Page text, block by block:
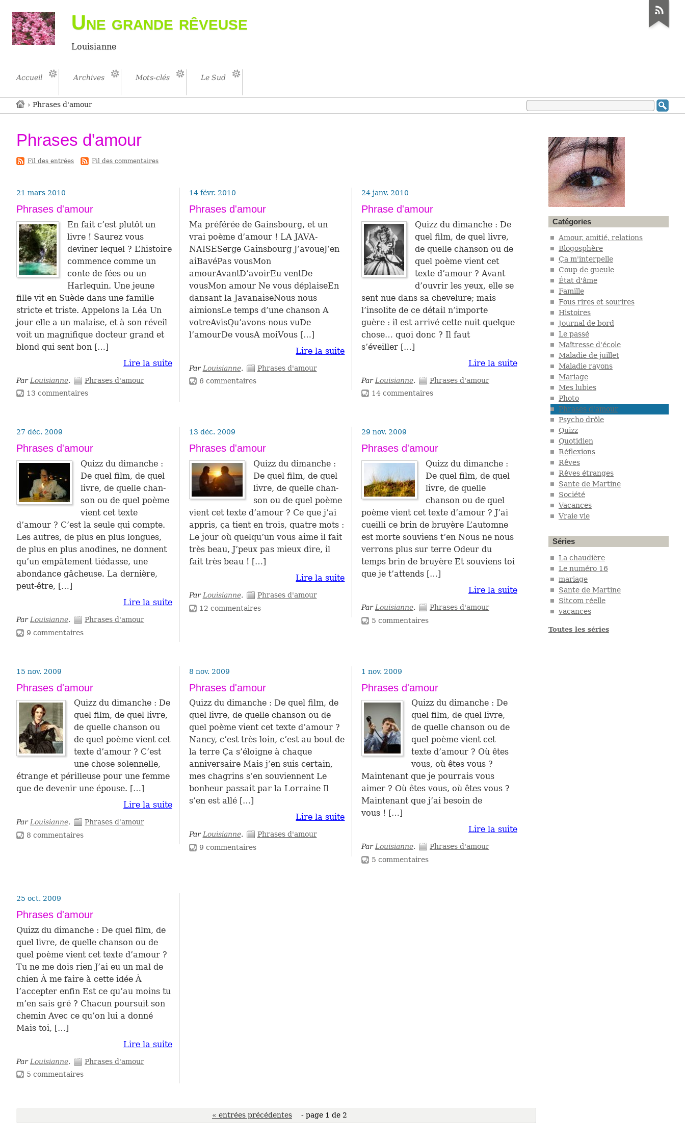
Une grande rêveuse
Louisianne
Accueil Archives Mots-clés Le Sud
› Phrases d'amour
Phrases d'amour
Fil des entrées - Fil des commentaires
21 mars 2010
Phrases d'amour
En fait c’est plutôt un
livre ! Saurez vous
deviner lequel ? L’histoire
commence comme un
conte de fées ou un
Harlequin. Une jeune
fille vit en Suède dans une famille
stricte et triste. Appelons la Léa Un
jour elle a un malaise, et à son réveil
voit un magnifique docteur grand et
blond qui sent bon […]
Lire la suite
Par Louisianne.
Phrases d'amour
13 commentaires
14 févr. 2010
Phrases d'amour
Ma pré­fé­rée de Gains­bourg, et un
vrai poème d’amour ! LA JAVA­
NAISESerge Gains­bourg J’avoueJ’en
aiBavéPas vousMon
amourAvantD’avoirEu ventDe
vousMon amour Ne vous déplaiseEn
dan­sant la Java­naiseNous nous
aimionsLe temps d’une chan­son A
votreAvisQu’avons-nous vuDe
l’amourDe vousA moiVous […]
Lire la suite
Par Louisianne.
Phrases d'amour
6 commentaires
24 janv. 2010
Phrase d'amour
Quizz du diman­che : De
quel film, de quel livre,
de quelle chan­son ou de
quel poème vient cet
texte d’amour ? Avant
d’ouvrir les yeux, elle se
sent nue dans sa che­ve­lure; mais
l’inso­lite de ce détail n’importe
guère : il est arrivé cette nuit quel­que
chose… quoi donc ? Il faut
s’éveiller […]
Lire la suite
Par Louisianne.
Phrases d'amour
14 commentaires
27 déc. 2009
Phrases d'amour
Quizz du diman­che :
De quel film, de quel
livre, de quelle chan­
son ou de quel poème
vient cet texte
d’amour ? C’est la seule qui compte.
Les autres, de plus en plus lon­gues,
de plus en plus ano­di­nes, ne don­nent
qu’un empâ­te­ment tié­dasse, une
abon­dance gâcheuse. La der­nière,
peut-être, […]
Lire la suite
Par Louisianne.
Phrases d'amour
9 commentaires
13 déc. 2009
Phrases d'amour
Quizz du diman­che :
De quel film, de quel
livre, de quelle chan­
son ou de quel poème
vient cet texte d’amour ? Ce que j’ai
appris, ça tient en trois, qua­tre mots :
Le jour où quelqu’un vous aime il fait
très beau, J’peux pas mieux dire, il
fait très beau ! […]
Lire la suite
Par Louisianne.
Phrases d'amour
12 commentaires
29 nov. 2009
Phrases d'amour
Quizz du dimanche :
De quel film, de quel
livre, de quelle
chanson ou de quel
poème vient cet texte d’amour ? J’ai
cueilli ce brin de bruyère L’automne
est morte souviens t’en Nous ne nous
verrons plus sur terre Odeur du
temps brin de bruyère Et souviens toi
que je t’attends […]
Lire la suite
Par Louisianne.
Phrases d'amour
5 commentaires
15 nov. 2009
Phrases d'amour
Quizz du dimanche : De
quel film, de quel livre,
de quelle chanson ou
de quel poème vient cet
texte d’amour ? C’est
une chose solennelle,
étrange et périlleuse pour une femme
que de devenir une épouse. […]
Lire la suite
ParLouisianne.
Phrases d'amour
8 commentaires
8 nov. 2009
Phrases d'amour
Quizz du dimanche : De quel film, de
quel livre, de quelle chanson ou de
quel poème vient cet texte d’amour ?
Nancy, c’est très loin, c’est au bout de
la terre Ça s’éloigne à chaque
anniversaire Mais j’en suis certain,
mes chagrins s’en souviennent Le
bonheur passait par la Lorraine Il
s’en est allé […]
Lire la suite
ParLouisianne.
Phrases d'amour
9 commentaires
1 nov. 2009
Phrases d'amour
Quizz du dimanche : De
quel film, de quel livre,
de quelle chanson ou de
quel poème vient cet
texte d’amour ? Où êtes
vous, où êtes vous ?
Maintenant que je pourrais vous
aimer ? Où êtes vous, où êtes vous ?
Maintenant que j’ai besoin de
vous ! […]
Lire la suite
ParLouisianne.
Phrases d'amour
5 commentaires
25 oct. 2009
Phrases d'amour
Quizz du dimanche : De quel film, de
quel livre, de quelle chanson ou de
quel poème vient cet texte d’amour ?
Tu ne me dois rien J’ai eu un mal de
chien À me faire à cette idée À
l’accepter enfin Est ce qu’au moins tu
m’en sais gré ? Chacun poursuit son
chemin Avec ce qu’on lui a donné
Mais toi, […]
Lire la suite
Par Louisianne.
Phrases d'amour
5 commentaires
« entrées précédentes - page 1 de 2
Catégories
Amour, amitié, relations
Blogosphère
Ça m'interpelle
Coup de gueule
État d'âme
Famille
Fous rires et sourires
Histoires
Journal de bord
Le passé
Maîtresse d'école
Maladie de juillet
Maladie rayons
Mariage
Mes lubies
Photo
Phrases d'amour
Psycho drôle
Quizz
Quotidien
Réflexions
Rêves
Rêves étranges
Sante de Martine
Société
Vacances
Vraie vie
Séries
La chaudière
Le numéro 16
mariage
Sante de Martine
Sitcom réelle
vacances
Toutes les séries